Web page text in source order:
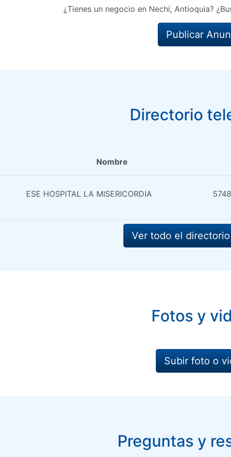
¿Tienes un negocio en Nechí, Antioquia?
Publicar
Directorio
Nombre
ESE HOSPITAL LA MISERICORDIA
Ver todo el
Fotos y
Subir foto o
Preguntas y